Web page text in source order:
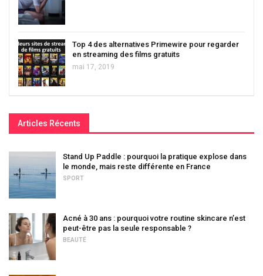
Top 4 des alternatives Primewire pour regarder
en streaming des films gratuits
mai 17, 2019
Articles Récents
Stand Up Paddle : pourquoi la pratique explose dans
le monde, mais reste différente en France
SPORT
Acné à 30 ans : pourquoi votre routine skincare n’est
peut-être pas la seule responsable ?
BEAUTÉ